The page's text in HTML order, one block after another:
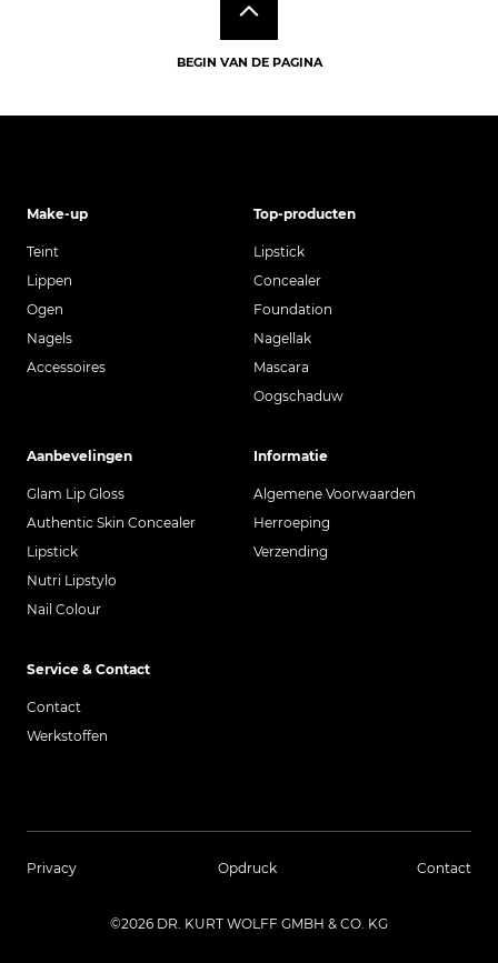
BEGIN VAN DE PAGINA
Make-up
Teint
Lippen
Ogen
Nagels
Accessoires
Top-producten
Lipstick
Concealer
Foundation
Nagellak
Mascara
Oogschaduw
Aanbevelingen
Glam Lip Gloss
Authentic Skin Concealer
Lipstick
Nutri Lipstylo
Nail Colour
Informatie
Algemene Voorwaarden
Herroeping
Verzending
Service & Contact
Contact
Werkstoffen
Privacy Opdruck Contact
©2026 DR. KURT WOLFF GMBH & CO. KG